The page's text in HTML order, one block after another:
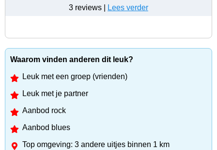
3 reviews | Lees verder
Waarom vinden anderen dit leuk?
Leuk met een groep (vrienden)
Leuk met je partner
Aanbod rock
Aanbod blues
Top omgeving: 3 andere uitjes binnen 1 km